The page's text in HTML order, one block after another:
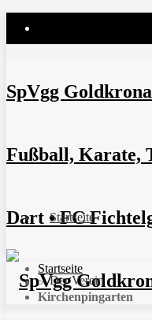
SpVgg
Fußball, Karate,
Dart • FC
Startseite
Der Verein
Startseite
>
Kirchenpingarten